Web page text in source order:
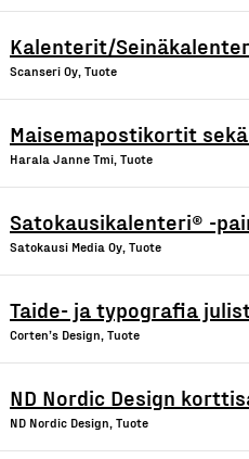
Kalenterit/
Scanseri Oy, Tuote
Maisemapostikortit
Harala Janne Tmi, Tuote
Satokausikalenteri® -
Satokausi Media Oy, Tuote
Taide- ja typografia
Corten’s Design, Tuote
ND Nordic Design
ND Nordic Design, Tuote